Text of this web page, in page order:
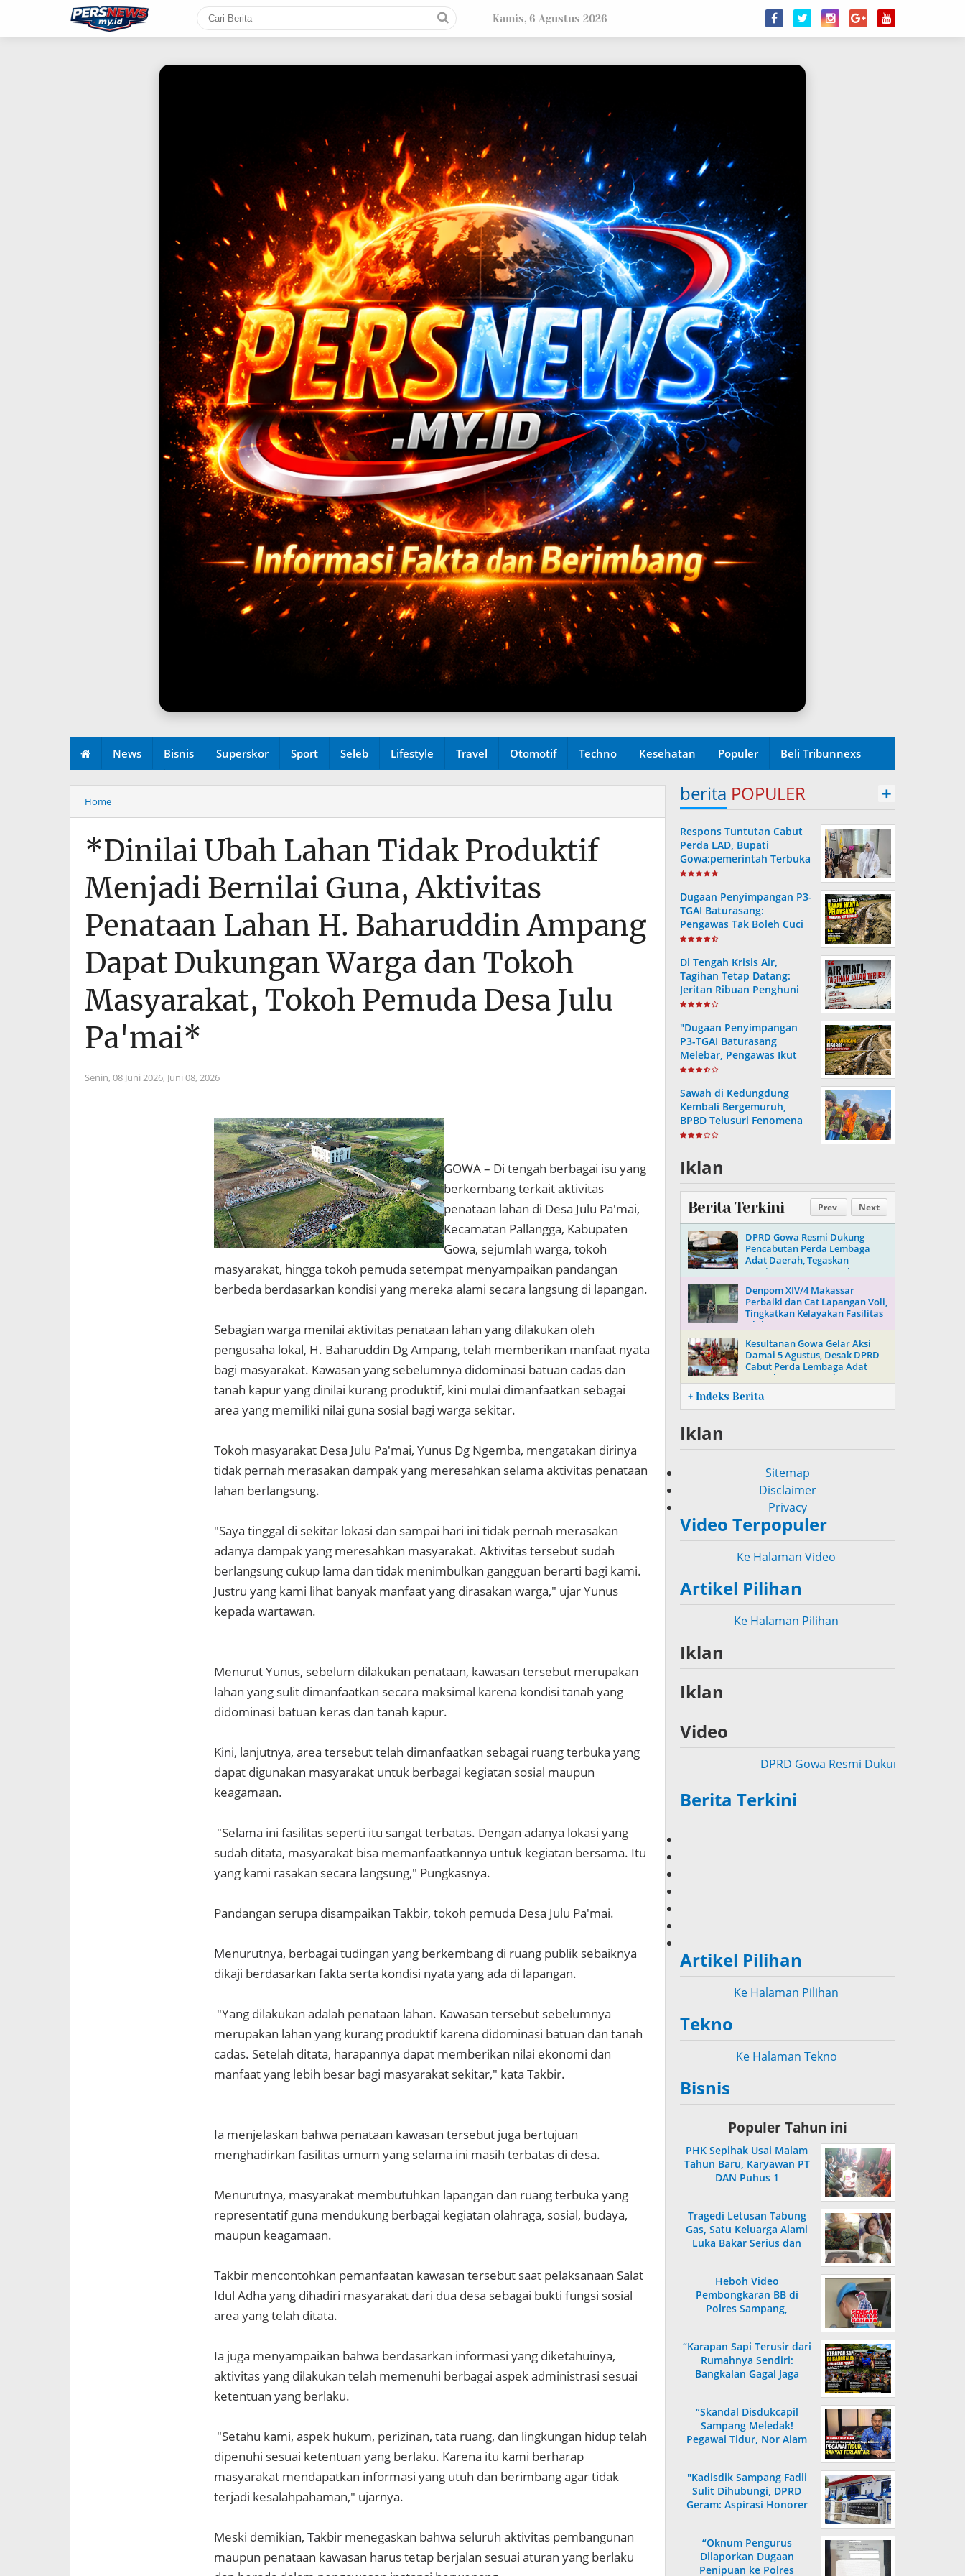
Kamis, 6 Agustus 2026
News Bisnis Superskor Sport Seleb Lifestyle Travel Otomotif Techno Kesehatan Populer Beli Tribunnexs
Redaksi
Home
*Dinilai Ubah Lahan Tidak Produktif
Menjadi Bernilai Guna, Aktivitas
Penataan Lahan H. Baharuddin Ampang
Dapat Dukungan Warga dan Tokoh
Masyarakat, Tokoh Pemuda Desa Julu
Pa'mai*
Senin, 08 Juni 2026, Juni 08, 2026
GOWA – Di tengah berbagai isu yang
berkembang terkait aktivitas
penataan lahan di Desa Julu Pa'mai,
Kecamatan Pallangga, Kabupaten
Gowa, sejumlah warga, tokoh
masyarakat, hingga tokoh pemuda setempat menyampaikan pandangan
berbeda berdasarkan kondisi yang mereka alami secara langsung di lapangan.
Sebagian warga menilai aktivitas penataan lahan yang dilakukan oleh
pengusaha lokal, H. Baharuddin Dg Ampang, telah memberikan manfaat nyata
bagi masyarakat. Kawasan yang sebelumnya didominasi batuan cadas dan
tanah kapur yang dinilai kurang produktif, kini mulai dimanfaatkan sebagai
area yang memiliki nilai guna sosial bagi warga sekitar.
Tokoh masyarakat Desa Julu Pa'mai, Yunus Dg Ngemba, mengatakan dirinya
tidak pernah merasakan dampak yang meresahkan selama aktivitas penataan
lahan berlangsung.
"Saya tinggal di sekitar lokasi dan sampai hari ini tidak pernah merasakan
adanya dampak yang meresahkan masyarakat. Aktivitas tersebut sudah
berlangsung cukup lama dan tidak menimbulkan gangguan berarti bagi kami.
Justru yang kami lihat banyak manfaat yang dirasakan warga," ujar Yunus
kepada wartawan.
Menurut Yunus, sebelum dilakukan penataan, kawasan tersebut merupakan
lahan yang sulit dimanfaatkan secara maksimal karena kondisi tanah yang
didominasi batuan keras dan tanah kapur.
Kini, lanjutnya, area tersebut telah dimanfaatkan sebagai ruang terbuka yang
dapat digunakan masyarakat untuk berbagai kegiatan sosial maupun
keagamaan.
"Selama ini fasilitas seperti itu sangat terbatas. Dengan adanya lokasi yang
sudah ditata, masyarakat bisa memanfaatkannya untuk kegiatan bersama. Itu
yang kami rasakan secara langsung," Pungkasnya.
Pandangan serupa disampaikan Takbir, tokoh pemuda Desa Julu Pa'mai.
Menurutnya, berbagai tudingan yang berkembang di ruang publik sebaiknya
dikaji berdasarkan fakta serta kondisi nyata yang ada di lapangan.
"Yang dilakukan adalah penataan lahan. Kawasan tersebut sebelumnya
merupakan lahan yang kurang produktif karena didominasi batuan dan tanah
cadas. Setelah ditata, harapannya dapat memberikan nilai ekonomi dan
manfaat yang lebih besar bagi masyarakat sekitar," kata Takbir.
Ia menjelaskan bahwa penataan kawasan tersebut juga bertujuan
menghadirkan fasilitas umum yang selama ini masih terbatas di desa.
Menurutnya, masyarakat membutuhkan lapangan dan ruang terbuka yang
representatif guna mendukung berbagai kegiatan olahraga, sosial, budaya,
maupun keagamaan.
Takbir mencontohkan pemanfaatan kawasan tersebut saat pelaksanaan Salat
Idul Adha yang dihadiri masyarakat dari dua desa sebagai bukti fungsi sosial
area yang telah ditata.
Ia juga menyampaikan bahwa berdasarkan informasi yang diketahuinya,
aktivitas yang dilakukan telah memenuhi berbagai aspek administrasi sesuai
ketentuan yang berlaku.
"Setahu kami, aspek hukum, perizinan, tata ruang, dan lingkungan hidup telah
dipenuhi sesuai ketentuan yang berlaku. Karena itu kami berharap
masyarakat mendapatkan informasi yang utuh dan berimbang agar tidak
terjadi kesalahpahaman," ujarnya.
Meski demikian, Takbir menegaskan bahwa seluruh aktivitas pembangunan
maupun penataan kawasan harus tetap berjalan sesuai aturan yang berlaku
berita POPULER +
Respons Tuntutan Cabut
Perda LAD, Bupati
Gowa:pemerintah Terbuka
Untuk Evaluasi dan Dialog
Dugaan Penyimpangan P3-
TGAI Baturasang:
Pengawas Tak Boleh Cuci
Tangan
Di Tengah Krisis Air,
Tagihan Tetap Datang:
Jeritan Ribuan Penghuni
Kokoh City Bangkalan
"Dugaan Penyimpangan
P3-TGAI Baturasang
Melebar, Pengawas Ikut
Masuk Bidikan"
Sawah di Kedungdung
Kembali Bergemuruh,
BPBD Telusuri Fenomena
yang Masih Menjadi Teka-
Iklan
Prev Next
Berita Terkini
DPRD Gowa Resmi Dukung
Pencabutan Perda Lembaga
Adat Daerah, Tegaskan
Komitmen Jaga Marwah
Denpom XIV/4 Makassar
Perbaiki dan Cat Lapangan Voli,
Tingkatkan Kelayakan Fasilitas
Olahraga
Kesultanan Gowa Gelar Aksi
Damai 5 Agustus, Desak DPRD
Cabut Perda Lembaga Adat
Daerah Nomor 5 Tahun 2016
+ Indeks Berita
Iklan
Sitemap
Disclaimer
Privacy
Video Terpopuler
Ke Halaman Video
Artikel Pilihan
Ke Halaman Pilihan
Iklan
Iklan
Video
DPRD Gowa Resmi Dukung Pencabutan
Berita Terkini
Artikel Pilihan
Ke Halaman Pilihan
Tekno
Ke Halaman Tekno
Bisnis
Populer Tahun ini
PHK Sepihak Usai Malam
Tahun Baru, Karyawan PT
DAN Puhus 1
Tragedi Letusan Tabung
Gas, Satu Keluarga Alami
Luka Bakar Serius dan
Heboh Video
Pembongkaran BB di
Polres Sampang,
“Karapan Sapi Terusir dari
Rumahnya Sendiri:
Bangkalan Gagal Jaga
“Skandal Disdukcapil
Sampang Meledak!
Pegawai Tidur, Nor Alam
"Kadisdik Sampang Fadli
Sulit Dihubungi, DPRD
Geram: Aspirasi Honorer
“Oknum Pengurus
Dilaporkan Dugaan
Penipuan ke Polres